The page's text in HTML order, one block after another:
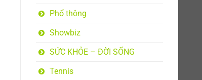
Phổ thông
Showbiz
SỨC KHỎE – ĐỜI SỐNG
Tennis